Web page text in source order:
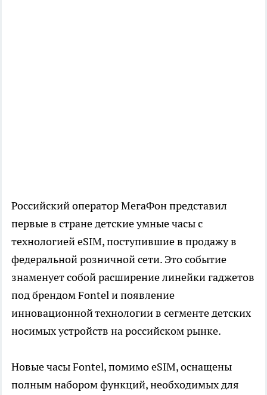
Российский оператор МегаФон представил
первые в стране детские умные часы с
технологией eSIM, поступившие в продажу в
федеральной розничной сети. Это событие
знаменует собой расширение линейки гаджетов
под брендом Fontel и появление
инновационной технологии в сегменте детских
носимых устройств на российском рынке.
Новые часы Fontel, помимо eSIM, оснащены
полным набором функций, необходимых для